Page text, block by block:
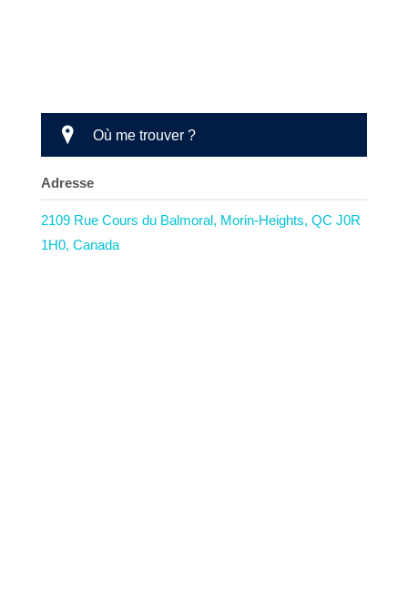
Où me trouver ?
Adresse
2109 Rue Cours du Balmoral, Morin-Heights, QC J0R
1H0, Canada